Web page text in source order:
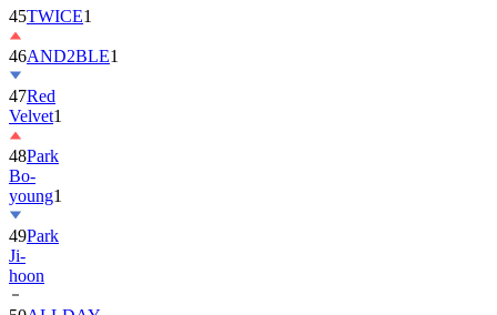
45TWICE1
46AND2BLE1
47Red
Velvet1
48Park
Bo-
young1
49Park
Ji-
hoon